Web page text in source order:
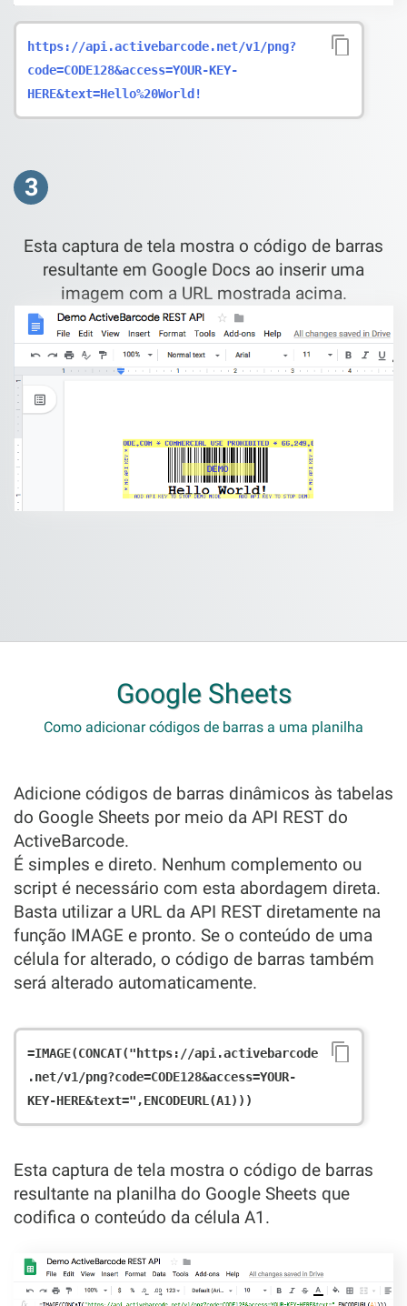
https://api.activebarcode.net/v1/png?
code=CODE128&access=YOUR-KEY-
HERE&text=Hello%20World!
3
Esta captura de tela mostra o código de barras
resultante em Google Docs ao inserir uma
imagem com a URL mostrada acima.
Google Sheets
Como adicionar códigos de barras a uma planilha
Adicione códigos de barras dinâmicos às tabelas
do Google Sheets por meio da API REST do
ActiveBarcode.
É simples e direto. Nenhum complemento ou
script é necessário com esta abordagem direta.
Basta utilizar a URL da API REST diretamente na
função IMAGE e pronto. Se o conteúdo de uma
célula for alterado, o código de barras também
será alterado automaticamente.
=IMAGE(CONCAT("https://api.activebarcode
.net/v1/png?code=CODE128&access=YOUR-
Esta captura de tela mostra o código de barras
resultante na planilha do Google Sheets que
codifica o conteúdo da célula A1.